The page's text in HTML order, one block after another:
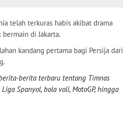
telah terkuras habis akibat drama
di Jakarta.
kandang pertama bagi Persija dari
berita terbaru tentang Timnas
Spanyol, bola voli, MotoGP, hingga